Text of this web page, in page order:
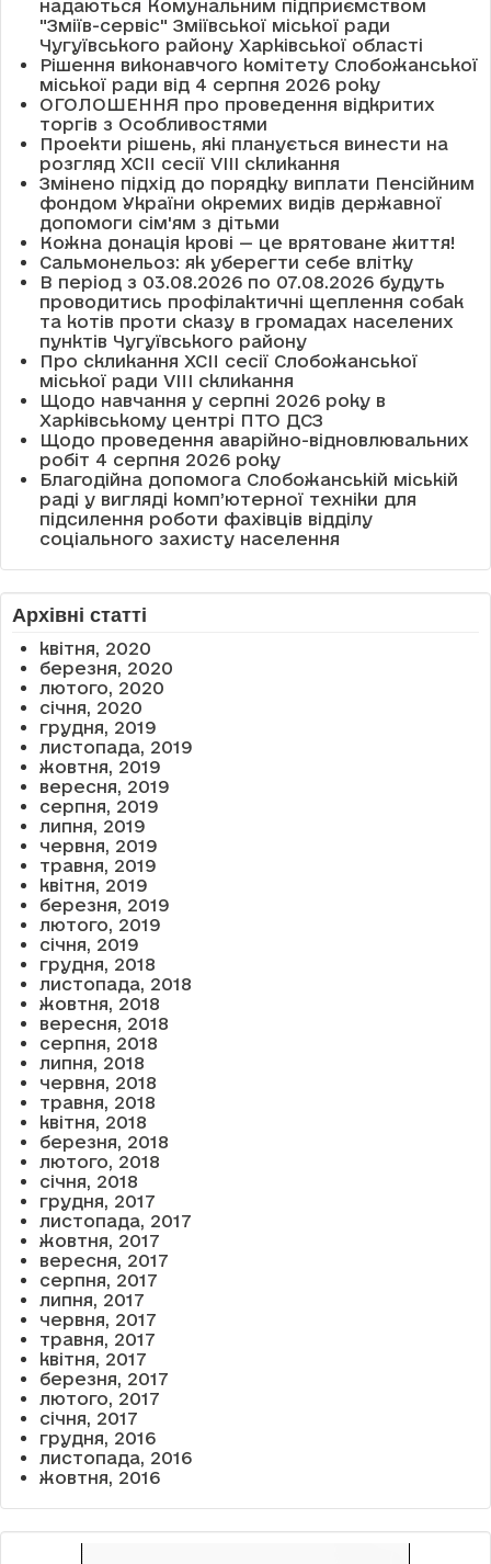
надаються Комунальним підприємством
"Зміїв-сервіс" Зміївської міської ради
Чугуївського району Харківської області
Рішення виконавчого комітету Слобожанської
міської ради від 4 серпня 2026 року
ОГОЛОШЕННЯ про проведення відкритих
торгів з Особливостями
Проекти рішень, які планується винести на
розгляд XCII сесії VІІІ скликання
Змінено підхід до порядку виплати Пенсійним
фондом України окремих видів державної
допомоги сім'ям з дітьми
Кожна донація крові — це врятоване життя!
Сальмонельоз: як уберегти себе влітку
В період з 03.08.2026 по 07.08.2026 будуть
проводитись профілактичні щеплення собак
та котів проти сказу в громадах населених
пунктів Чугуївського району
Про скликання XCII сесії Слобожанської
міської ради VIII скликання
Щодо навчання у серпні 2026 року в
Харківському центрі ПТО ДСЗ
Щодо проведення аварійно-відновлювальних
робіт 4 серпня 2026 року
Благодійна допомога Слобожанській міській
раді у вигляді комп’ютерної техніки для
підсилення роботи фахівців відділу
соціального захисту населення
Архівні статті
квітня, 2020
березня, 2020
лютого, 2020
січня, 2020
грудня, 2019
листопада, 2019
жовтня, 2019
вересня, 2019
серпня, 2019
липня, 2019
червня, 2019
травня, 2019
квітня, 2019
березня, 2019
лютого, 2019
січня, 2019
грудня, 2018
листопада, 2018
жовтня, 2018
вересня, 2018
серпня, 2018
липня, 2018
червня, 2018
травня, 2018
квітня, 2018
березня, 2018
лютого, 2018
січня, 2018
грудня, 2017
листопада, 2017
жовтня, 2017
вересня, 2017
серпня, 2017
липня, 2017
червня, 2017
травня, 2017
квітня, 2017
березня, 2017
лютого, 2017
січня, 2017
грудня, 2016
листопада, 2016
жовтня, 2016